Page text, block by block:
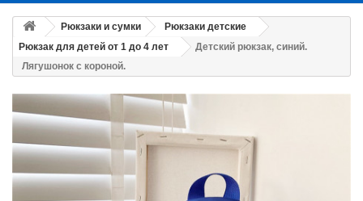
Рюкзаки и сумки
Рюкзаки детские
Рюкзак для детей от 1 до 4 лет
Детский рюкзак, синий.
Лягушонок с короной.